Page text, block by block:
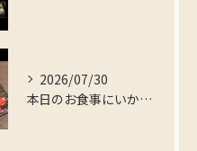
2026/07/30
本日のお食事にいかがですか？